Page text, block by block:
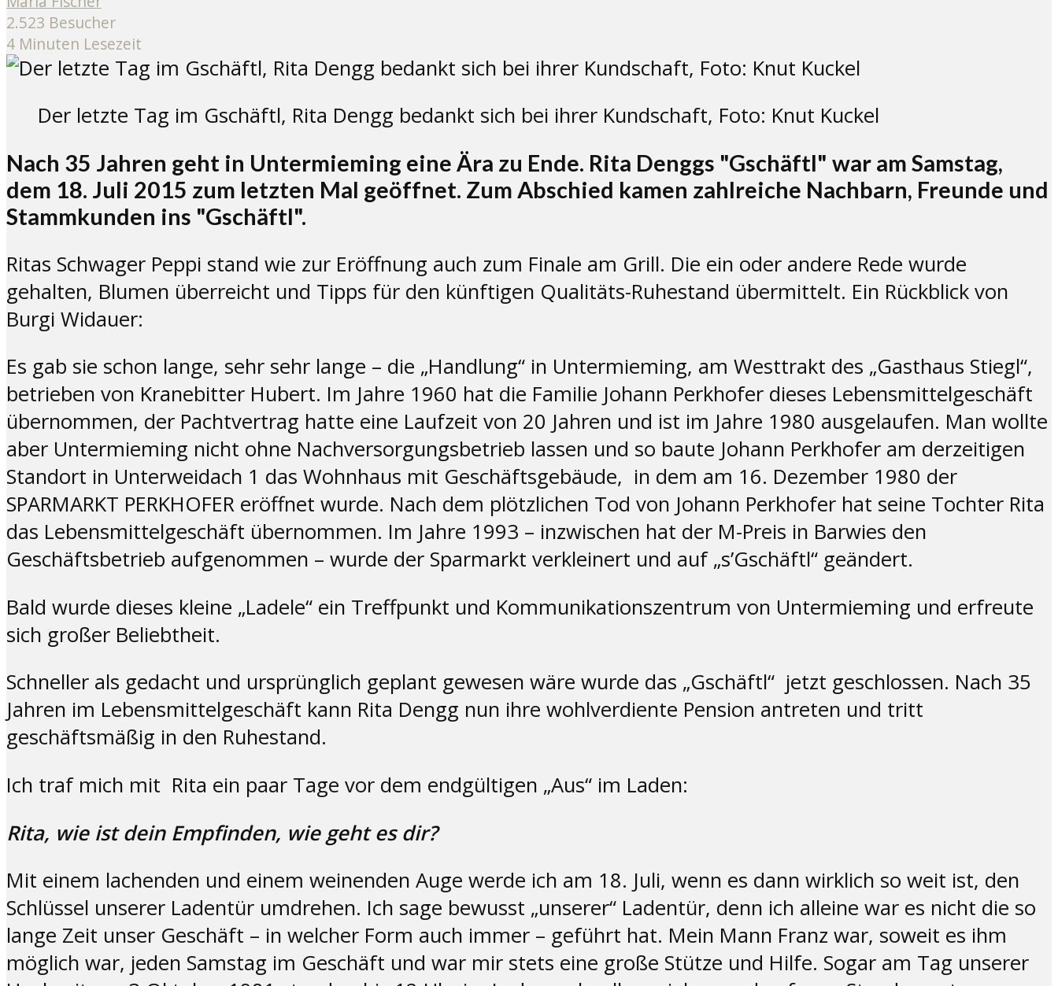
2.523 Besucher
4 Minuten Lesezeit
Der letzte Tag im Gschäftl, Rita Dengg bedankt sich bei ihrer Kundschaft, Foto: Knut Kuckel
Nach 35 Jahren geht in Untermieming eine Ära zu Ende. Rita Denggs "Gschäftl" war am Samstag,
dem 18. Juli 2015 zum letzten Mal geöffnet. Zum Abschied kamen zahlreiche Nachbarn, Freunde und
Stammkunden ins "Gschäftl".
Ritas Schwager Peppi stand wie zur Eröffnung auch zum Finale am Grill. Die ein oder andere Rede wurde
gehalten, Blumen überreicht und Tipps für den künftigen Qualitäts-Ruhestand übermittelt. Ein Rückblick von
Burgi Widauer:
Es gab sie schon lange, sehr sehr lange – die „Handlung“ in Untermieming, am Westtrakt des „Gasthaus Stiegl“,
betrieben von Kranebitter Hubert. Im Jahre 1960 hat die Familie Johann Perkhofer dieses Lebensmittelgeschäft
übernommen, der Pachtvertrag hatte eine Laufzeit von 20 Jahren und ist im Jahre 1980 ausgelaufen. Man wollte
aber Untermieming nicht ohne Nachversorgungsbetrieb lassen und so baute Johann Perkhofer am derzeitigen
Standort in Unterweidach 1 das Wohnhaus mit Geschäftsgebäude, in dem am 16. Dezember 1980 der
SPARMARKT PERKHOFER eröffnet wurde. Nach dem plötzlichen Tod von Johann Perkhofer hat seine Tochter Rita
das Lebensmittelgeschäft übernommen. Im Jahre 1993 – inzwischen hat der M-Preis in Barwies den
Geschäftsbetrieb aufgenommen – wurde der Sparmarkt verkleinert und auf „s’Gschäftl“ geändert.
Bald wurde dieses kleine „Ladele“ ein Treffpunkt und Kommunikationszentrum von Untermieming und erfreute
sich großer Beliebtheit.
Schneller als gedacht und ursprünglich geplant gewesen wäre wurde das „Gschäftl“ jetzt geschlossen. Nach 35
Jahren im Lebensmittelgeschäft kann Rita Dengg nun ihre wohlverdiente Pension antreten und tritt
geschäftsmäßig in den Ruhestand.
Ich traf mich mit Rita ein paar Tage vor dem endgültigen „Aus“ im Laden:
Rita, wie ist dein Empfinden, wie geht es dir?
Mit einem lachenden und einem weinenden Auge werde ich am 18. Juli, wenn es dann wirklich so weit ist, den
Schlüssel unserer Ladentür umdrehen. Ich sage bewusst „unserer“ Ladentür, denn ich alleine war es nicht die so
lange Zeit unser Geschäft – in welcher Form auch immer – geführt hat. Mein Mann Franz war, soweit es ihm
möglich war, jeden Samstag im Geschäft und war mir stets eine große Stütze und Hilfe. Sogar am Tag unserer